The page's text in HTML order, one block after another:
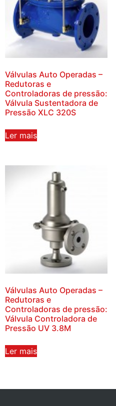
Válvulas Auto Operadas –
Redutoras e
Controladoras de pressão:
Válvula Sustentadora de
Pressão XLC 320S
Ler mais
Válvulas Auto Operadas –
Redutoras e
Controladoras de pressão:
Válvula Controladora de
Pressão UV 3.8M
Ler mais